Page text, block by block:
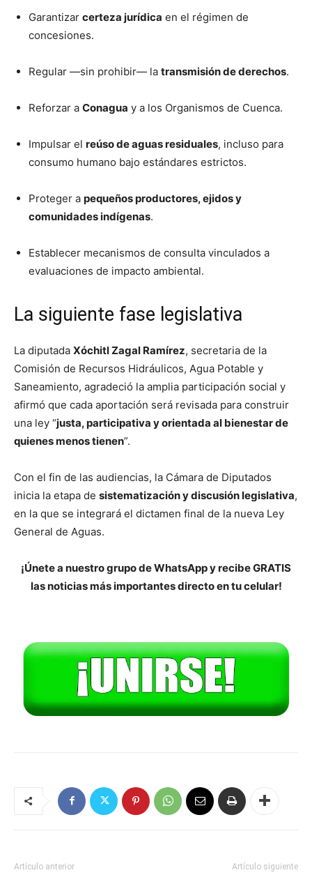
Garantizar certeza jurídica en el régimen de
concesiones.
Regular —sin prohibir— la transmisión de derechos.
Reforzar a Conagua y a los Organismos de Cuenca.
Impulsar el reúso de aguas residuales, incluso para
consumo humano bajo estándares estrictos.
Proteger a pequeños productores, ejidos y
comunidades indígenas.
Establecer mecanismos de consulta vinculados a
evaluaciones de impacto ambiental.
La siguiente fase legislativa
La diputada Xóchitl Zagal Ramírez, secretaria de la
Comisión de Recursos Hidráulicos, Agua Potable y
Saneamiento, agradeció la amplia participación social y
afirmó que cada aportación será revisada para construir
una ley “justa, participativa y orientada al bienestar de
quienes menos tienen”.
Con el fin de las audiencias, la Cámara de Diputados
inicia la etapa de sistematización y discusión legislativa,
en la que se integrará el dictamen final de la nueva Ley
General de Aguas.
¡Únete a nuestro grupo de WhatsApp y recibe GRATIS
las noticias más importantes directo en tu celular!
Artículo anterior Artículo siguiente